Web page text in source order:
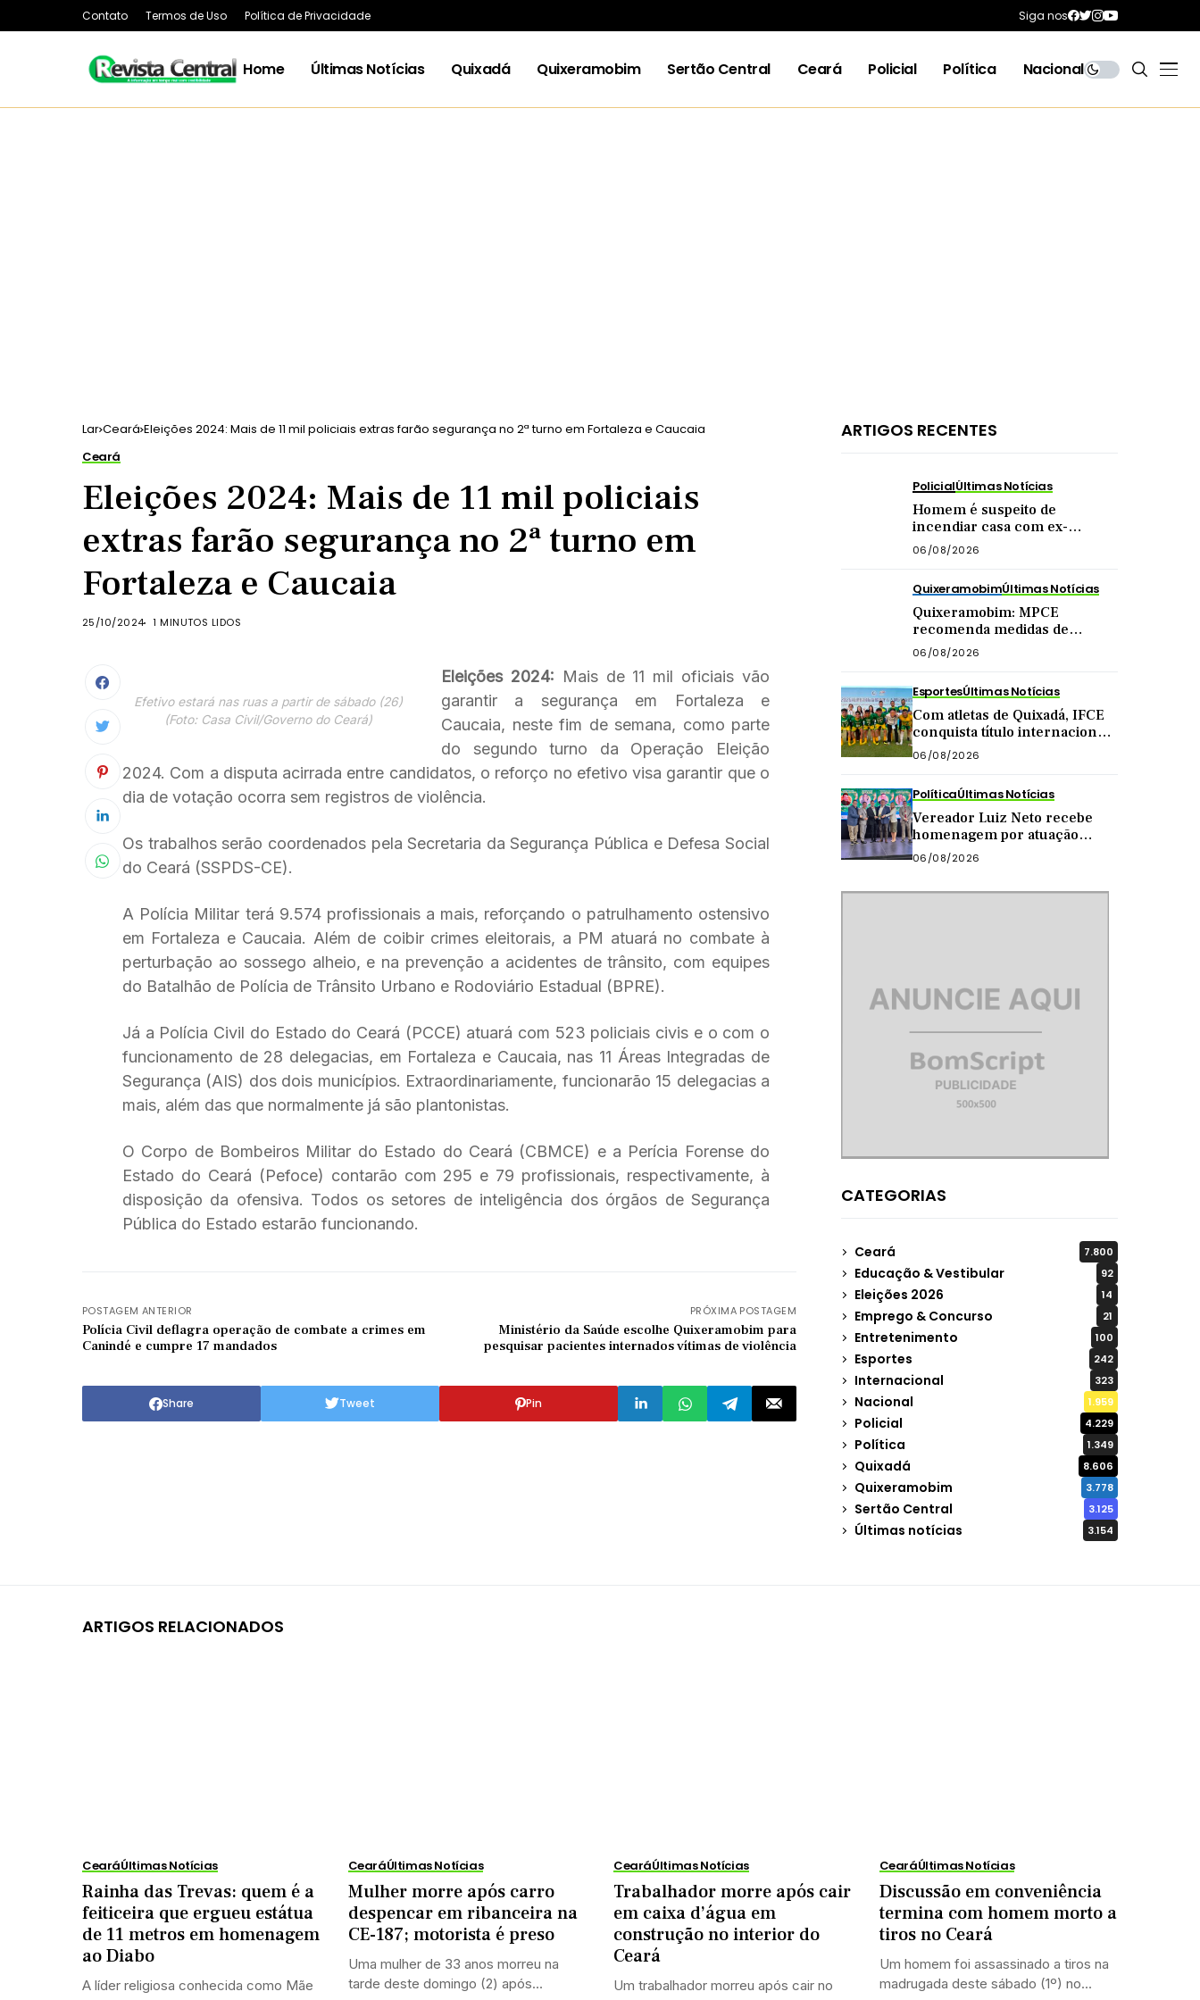
Contato Termos de Uso Política de Privacidade Siga nos
Home Últimas Notícias Quixadá Quixeramobim Sertão Central Ceará Policial Política Nacional
Lar Ceará Eleições 2024: Mais de 11 mil policiais extras farão segurança no 2ª turno em Fortaleza e Caucaia
Ceará
Eleições 2024: Mais de 11 mil policiais
extras farão segurança no 2ª turno em
Fortaleza e Caucaia
25/10/2024 1 MINUTOS LIDOS
Efetivo estará nas ruas a partir de sábado (26)
(Foto: Casa Civil/Governo do Ceará)
Eleições 2024: Mais de 11 mil oficiais vão
garantir a segurança em Fortaleza e
Caucaia, neste fim de semana, como parte
do segundo turno da Operação Eleição
2024. Com a disputa acirrada entre candidatos, o reforço no efetivo visa garantir que o
dia de votação ocorra sem registros de violência.
Os trabalhos serão coordenados pela Secretaria da Segurança Pública e Defesa Social
do Ceará (SSPDS-CE).
A Polícia Militar terá 9.574 profissionais a mais, reforçando o patrulhamento ostensivo
em Fortaleza e Caucaia. Além de coibir crimes eleitorais, a PM atuará no combate à
perturbação ao sossego alheio, e na prevenção a acidentes de trânsito, com equipes
do Batalhão de Polícia de Trânsito Urbano e Rodoviário Estadual (BPRE).
Já a Polícia Civil do Estado do Ceará (PCCE) atuará com 523 policiais civis e o com o
funcionamento de 28 delegacias, em Fortaleza e Caucaia, nas 11 Áreas Integradas de
Segurança (AIS) dos dois municípios. Extraordinariamente, funcionarão 15 delegacias a
mais, além das que normalmente já são plantonistas.
O Corpo de Bombeiros Militar do Estado do Ceará (CBMCE) e a Perícia Forense do
Estado do Ceará (Pefoce) contarão com 295 e 79 profissionais, respectivamente, à
disposição da ofensiva. Todos os setores de inteligência dos órgãos de Segurança
Pública do Estado estarão funcionando.
POSTAGEM ANTERIOR
Polícia Civil deflagra operação de combate a crimes em
Canindé e cumpre 17 mandados
PRÓXIMA POSTAGEM
Ministério da Saúde escolhe Quixeramobim para
pesquisar pacientes internados vítimas de violência
Share Tweet Pin
ARTIGOS RECENTES
PolicialÚltimas Notícias
Homem é suspeito de
incendiar casa com ex-
companheira e filha
adolescente dentro do imóvel
06/08/2026
QuixeramobimÚltimas Notícias
Quixeramobim: MPCE
recomenda medidas de
segurança para eventos com
público acima de mil pessoas
06/08/2026
EsportesÚltimas Notícias
Com atletas de Quixadá, IFCE
conquista título internacional
de futsal na China
06/08/2026
PolíticaÚltimas Notícias
Vereador Luiz Neto recebe
homenagem por atuação
como presidente da Câmara
de Quixadá
06/08/2026
CATEGORIAS
Ceará 7.800
Educação & Vestibular 92
Eleições 2026 14
Emprego & Concurso 21
Entretenimento 100
Esportes 242
Internacional 323
Nacional 1.959
Policial 4.229
Política 1.349
Quixadá 8.606
Quixeramobim 3.778
Sertão Central 3.125
Últimas notícias 3.154
ARTIGOS RELACIONADOS
CearáÚltimas Notícias
Rainha das Trevas: quem é a
feiticeira que ergueu estátua
de 11 metros em homenagem
ao Diabo
A líder religiosa conhecida como Mãe
CearáÚltimas Notícias
Mulher morre após carro
despencar em ribanceira na
CE-187; motorista é preso
Uma mulher de 33 anos morreu na
tarde deste domingo (2) após...
CearáÚltimas Notícias
Trabalhador morre após cair
em caixa d’água em
construção no interior do
Ceará
Um trabalhador morreu após cair no
CearáÚltimas Notícias
Discussão em conveniência
termina com homem morto a
tiros no Ceará
Um homem foi assassinado a tiros na
madrugada deste sábado (1º) no...